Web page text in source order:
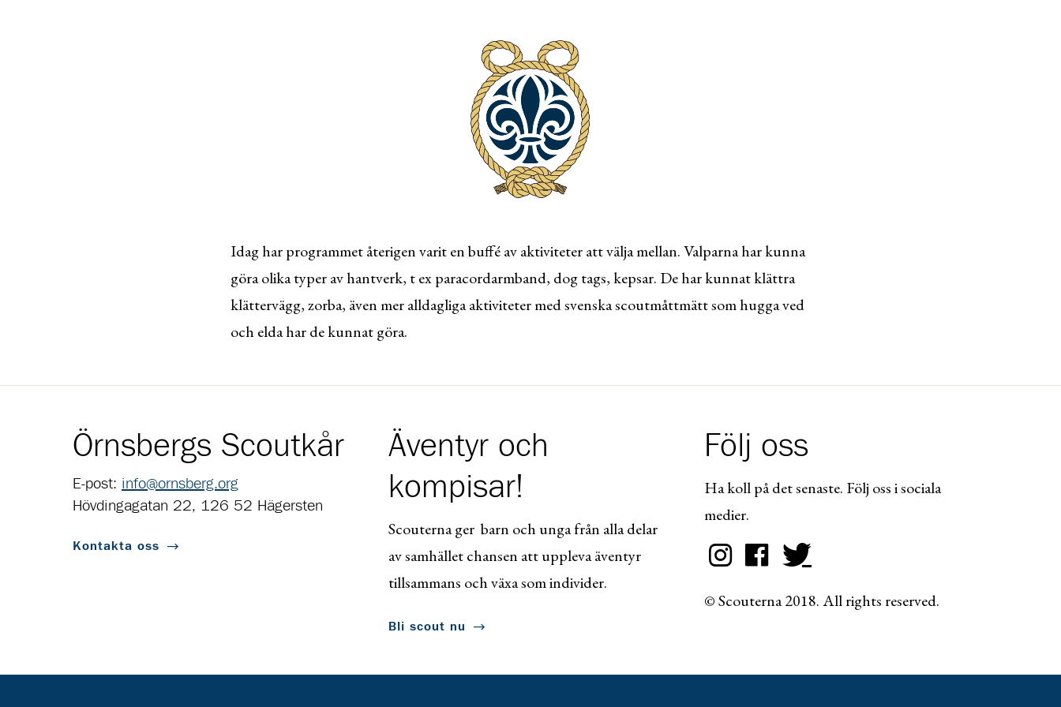
Idag har programmet återigen varit en buffé av aktiviteter att välja mellan. Valparna har kunna
göra olika typer av hantverk, t ex paracordarmband, dog tags, kepsar. De har kunnat klättra
klättervägg, zorba, även mer alldagliga aktiviteter med svenska scoutmåttmätt som hugga ved
och elda har de kunnat göra.
Örnsbergs Scoutkår
E-post: info@ornsberg.org
Hövdingagatan 22, 126 52 Hägersten
Kontakta oss
Äventyr och
kompisar!
Scouterna ger barn och unga från alla delar
av samhället chansen att uppleva äventyr
tillsammans och växa som individer.
Bli scout nu
Följ oss
Ha koll på det senaste. Följ oss i sociala
medier.
© Scouterna 2018. All rights reserved.